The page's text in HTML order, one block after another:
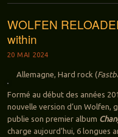
WOLFEN
within
20 MAI 2024
Allemagne, Hard rock (
Formé au début des années
nouvelle version d’un Wolfen,
publie son premier album
charge aujourd’hui, 6 longues